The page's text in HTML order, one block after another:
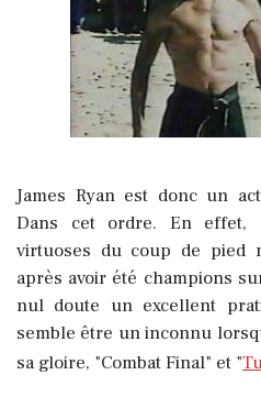
James Ryan est donc un
Dans cet ordre. En effet,
virtuoses du coup de pied
après avoir été champions
nul doute un excellent
semble être un inconnu
sa gloire, "Combat Final" et "